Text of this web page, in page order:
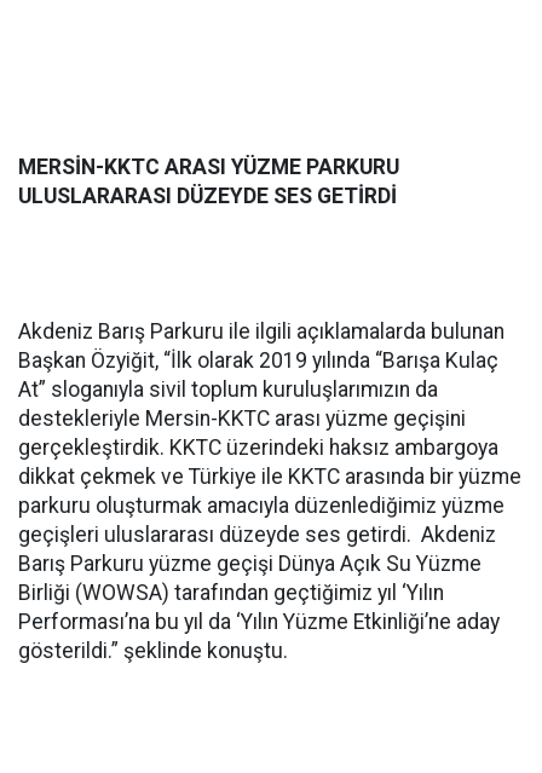
MERSİN-KKTC ARASI YÜZME PARKURU
ULUSLARARASI DÜZEYDE SES GETİRDİ
Akdeniz Barış Parkuru ile ilgili açıklamalarda bulunan
Başkan Özyiğit, “İlk olarak 2019 yılında “Barışa Kulaç
At” sloganıyla sivil toplum kuruluşlarımızın da
destekleriyle Mersin-KKTC arası yüzme geçişini
gerçekleştirdik. KKTC üzerindeki haksız ambargoya
dikkat çekmek ve Türkiye ile KKTC arasında bir yüzme
parkuru oluşturmak amacıyla düzenlediğimiz yüzme
geçişleri uluslararası düzeyde ses getirdi. Akdeniz
Barış Parkuru yüzme geçişi Dünya Açık Su Yüzme
Birliği (WOWSA) tarafından geçtiğimiz yıl ‘Yılın
Performası’na bu yıl da ‘Yılın Yüzme Etkinliği’ne aday
gösterildi.” şeklinde konuştu.